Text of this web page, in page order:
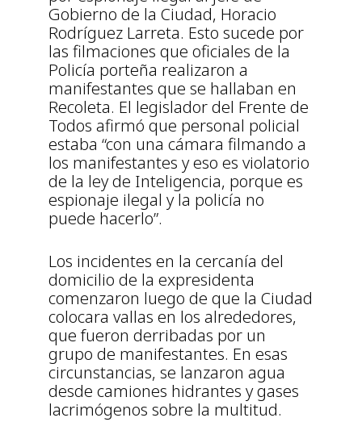
Gobierno de la Ciudad, Horacio
Rodríguez Larreta. Esto sucede por
las filmaciones que oficiales de la
Policía porteña realizaron a
manifestantes que se hallaban en
Recoleta. El legislador del Frente de
Todos afirmó que personal policial
estaba “con una cámara filmando a
los manifestantes y eso es violatorio
de la ley de Inteligencia, porque es
espionaje ilegal y la policía no
puede hacerlo”.
Los incidentes en la cercanía del
domicilio de la expresidenta
comenzaron luego de que la Ciudad
colocara vallas en los alrededores,
que fueron derribadas por un
grupo de manifestantes. En esas
circunstancias, se lanzaron agua
desde camiones hidrantes y gases
lacrimógenos sobre la multitud.